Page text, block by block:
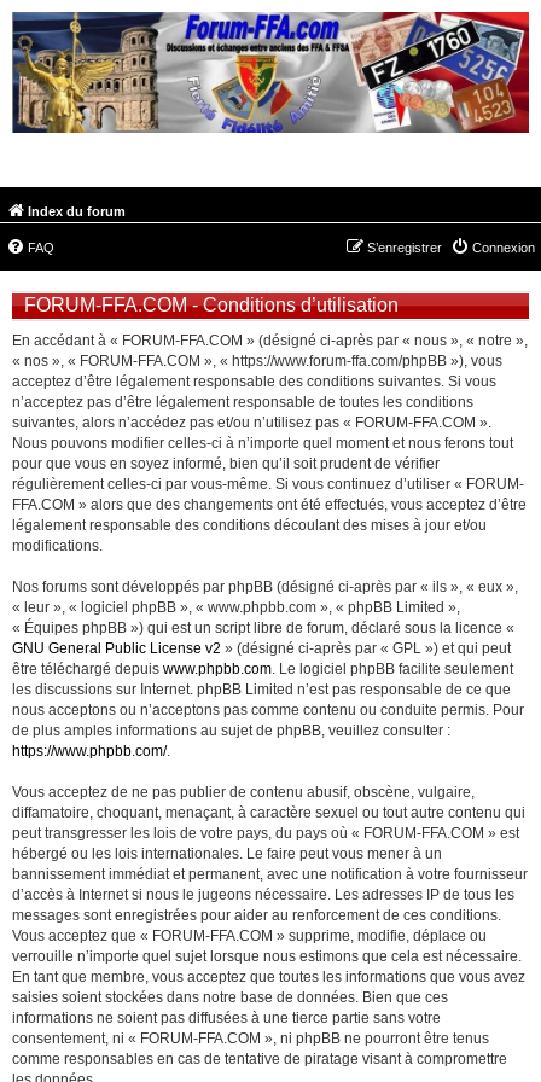
Index du forum
FAQ Connexion
S’enregistrer
FORUM-FFA.COM - Conditions d’utilisation
En accédant à « FORUM-FFA.COM » (désigné ci-après par « nous », « notre »,
« nos », « FORUM-FFA.COM », « https://www.forum-ffa.com/phpBB »), vous
acceptez d’être légalement responsable des conditions suivantes. Si vous
n’acceptez pas d’être légalement responsable de toutes les conditions
suivantes, alors n’accédez pas et/ou n’utilisez pas « FORUM-FFA.COM ».
Nous pouvons modifier celles-ci à n’importe quel moment et nous ferons tout
pour que vous en soyez informé, bien qu’il soit prudent de vérifier
régulièrement celles-ci par vous-même. Si vous continuez d’utiliser « FORUM-
FFA.COM » alors que des changements ont été effectués, vous acceptez d’être
légalement responsable des conditions découlant des mises à jour et/ou
modifications.
Nos forums sont développés par phpBB (désigné ci-après par « ils », « eux »,
« leur », « logiciel phpBB », « www.phpbb.com », « phpBB Limited »,
« Équipes phpBB ») qui est un script libre de forum, déclaré sous la licence «
GNU General Public License v2 » (désigné ci-après par « GPL ») et qui peut
être téléchargé depuis www.phpbb.com . Le logiciel phpBB facilite seulement
les discussions sur Internet. phpBB Limited n’est pas responsable de ce que
nous acceptons ou n’acceptons pas comme contenu ou conduite permis. Pour
de plus amples informations au sujet de phpBB, veuillez consulter :
https://www.phpbb.com/.
Vous acceptez de ne pas publier de contenu abusif, obscène, vulgaire,
diffamatoire, choquant, menaçant, à caractère sexuel ou tout autre contenu qui
peut transgresser les lois de votre pays, du pays où « FORUM-FFA.COM » est
hébergé ou les lois internationales. Le faire peut vous mener à un
bannissement immédiat et permanent, avec une notification à votre fournisseur
d’accès à Internet si nous le jugeons nécessaire. Les adresses IP de tous les
messages sont enregistrées pour aider au renforcement de ces conditions.
Vous acceptez que « FORUM-FFA.COM » supprime, modifie, déplace ou
verrouille n’importe quel sujet lorsque nous estimons que cela est nécessaire.
En tant que membre, vous acceptez que toutes les informations que vous avez
saisies soient stockées dans notre base de données. Bien que ces
informations ne soient pas diffusées à une tierce partie sans votre
consentement, ni « FORUM-FFA.COM », ni phpBB ne pourront être tenus
comme responsables en cas de tentative de piratage visant à compromettre